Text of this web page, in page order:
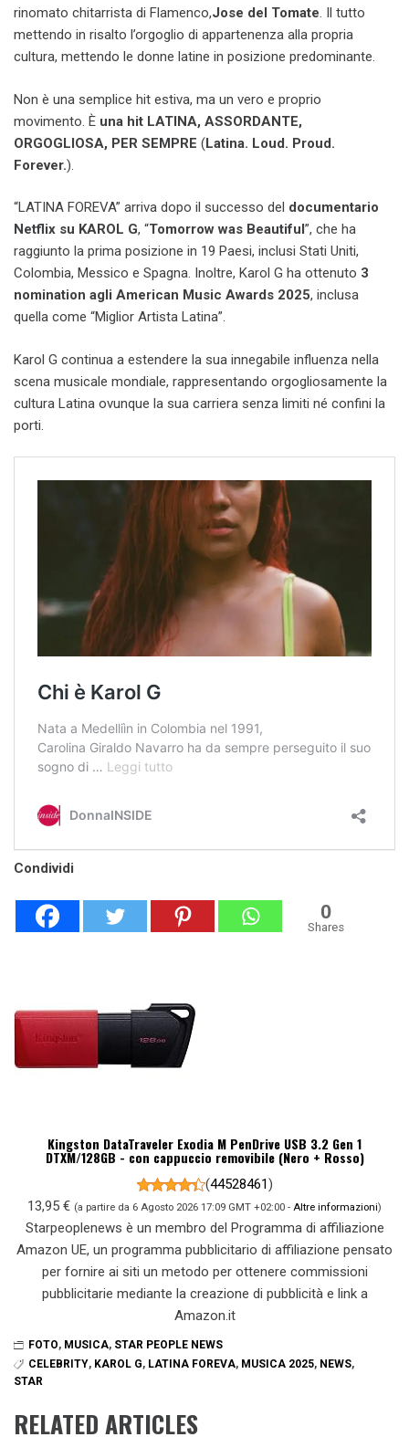
rinomato chitarrista di Flamenco,Jose del Tomate. Il tutto
mettendo in risalto l’orgoglio di appartenenza alla propria
cultura, mettendo le donne latine in posizione predominante.
Non è una semplice hit estiva, ma un vero e proprio
movimento. È una hit LATINA, ASSORDANTE,
ORGOGLIOSA, PER SEMPRE (Latina. Loud. Proud.
Forever.).
“LATINA FOREVA” arriva dopo il successo del documentario
Netflix su KAROL G, “Tomorrow was Beautiful”, che ha
raggiunto la prima posizione in 19 Paesi, inclusi Stati Uniti,
Colombia, Messico e Spagna. Inoltre, Karol G ha ottenuto 3
nomination agli American Music Awards 2025, inclusa
quella come “Miglior Artista Latina”.
Karol G continua a estendere la sua innegabile influenza nella
scena musicale mondiale, rappresentando orgogliosamente la
cultura Latina ovunque la sua carriera senza limiti né confini la
porti.
Condividi
0
Shares
Kingston DataTraveler Exodia M PenDrive USB 3.2 Gen 1
DTXM/128GB - con cappuccio removibile (Nero + Rosso)
(44528461)
13,95 € (a partire da 6 Agosto 2026 17:09 GMT +02:00 - Altre informazioni)
Starpeoplenews è un membro del Programma di affiliazione
Amazon UE, un programma pubblicitario di affiliazione pensato
per fornire ai siti un metodo per ottenere commissioni
pubblicitarie mediante la creazione di pubblicità e link a
Amazon.it
FOTO, MUSICA, STAR PEOPLE NEWS
CELEBRITY, KAROL G, LATINA FOREVA, MUSICA 2025, NEWS,
STAR
RELATED ARTICLES